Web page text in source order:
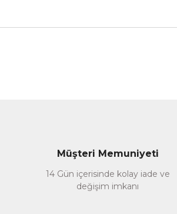
öneri formunu kullanarak tarafımıza
Müşteri Memuniyeti
14 Gün içerisinde kolay iade ve
değişim imkanı